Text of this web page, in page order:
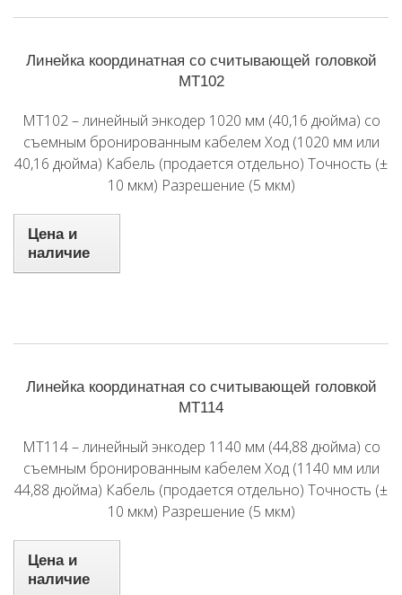
Линейка координатная со считывающей головкой
MT102
MT102 – линейный энкодер 1020 мм (40,16 дюйма) со
съемным бронированным кабелем Ход (1020 мм или
40,16 дюйма) Кабель (продается отдельно) Точность (±
10 мкм) Разрешение (5 мкм)
Цена и
наличие
Линейка координатная со считывающей головкой
MT114
MT114 – линейный энкодер 1140 мм (44,88 дюйма) со
съемным бронированным кабелем Ход (1140 мм или
44,88 дюйма) Кабель (продается отдельно) Точность (±
10 мкм) Разрешение (5 мкм)
Цена и
наличие